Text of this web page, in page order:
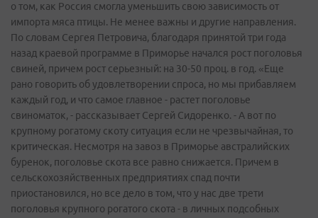
о том, как Россия смогла уменьшить свою зависимость от
импорта мяса птицы. Не менее важны и другие направления.
По словам Сергея Петровича, благодаря принятой три года
назад краевой программе в Приморье начался рост поголовья
свиней, причем рост серьезный: на 30-50 проц. в год. «Еще
рано говорить об удовлетворении спроса, но мы прибавляем
каждый год, и что самое главное - растет поголовье
свиноматок, - рассказывает Сергей Сидоренко. - А вот по
крупному рогатому скоту ситуация если не чрезвычайная, то
критическая. Несмотря на завоз в Приморье австралийских
буренок, поголовье скота все равно снижается. Причем в
сельскохозяйственных предприятиях спад почти
приостановился, но все дело в том, что у нас две трети
поголовья крупного рогатого скота - в личных подсобных